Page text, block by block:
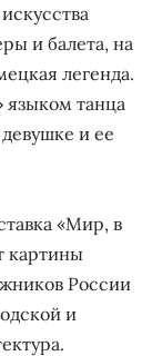
и балета, на
легенда.
языком танца
и ее
«Мир, в
картины
России
и